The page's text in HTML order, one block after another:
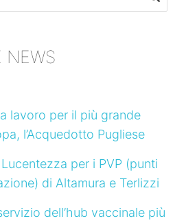
NEWS
lavoro per il più grande
l’Acquedotto Pugliese
per i PVP (punti
di Altamura e Terlizzi
dell’hub vaccinale più